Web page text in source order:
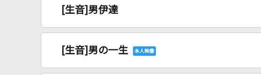
[生音]男伊達
[生音]男の一生